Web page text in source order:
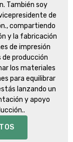
También soy
de
compartiendo
y la fabricación
de impresión
de producción
los materiales
para equilibrar
lanzando un
y apoyo